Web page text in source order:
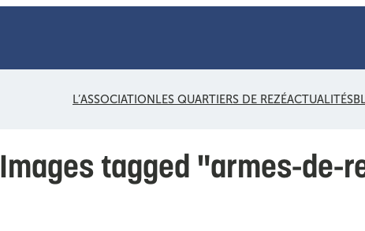
L’ASSOCIATIONLES QUARTIERS DE REZÉACTUALITÉS
Images tagged "armes-de-